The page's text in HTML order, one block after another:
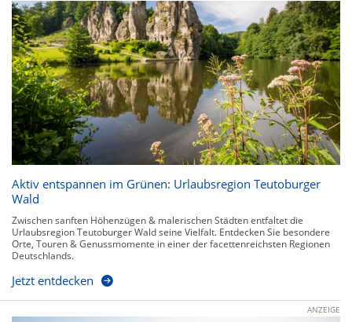
Aktiv entspannen im Grünen: Urlaubsregion Teutoburger
Wald
Zwischen sanften Höhenzügen & malerischen Städten entfaltet die
Urlaubsregion Teutoburger Wald seine Vielfalt. Entdecken Sie besondere
Orte, Touren & Genussmomente in einer der facettenreichsten Regionen
Deutschlands.
Jetzt entdecken
ANZEIGE